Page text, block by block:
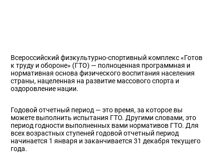
Всероссийский физкультурно-спортивный комплекс «Готов
к труду и обороне» (ГТО) — полноценная программная и
нормативная основа физического воспитания населения
страны, нацеленная на развитие массового спорта и
оздоровление нации.
Годовой отчетный период — это время, за которое вы
можете выполнить испытания ГТО. Другими словами, это
период годности выполненных вами нормативов ГТО. Для
всех возрастных ступеней годовой отчетный период
начинается 1 января и заканчивается 31 декабря текущего
года.